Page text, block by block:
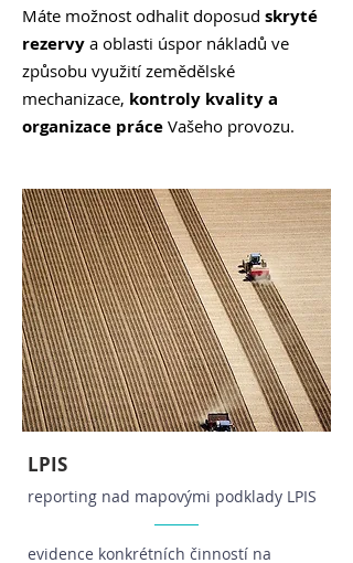
Máte možnost odhalit doposud skryté
rezervy a oblasti úspor nákladů ve
způsobu využití zemědělské
mechanizace, kontroly kvality a
organizace práce Vašeho provozu.
LPIS
reporting nad mapovými podklady LPIS
evidence konkrétních činností na